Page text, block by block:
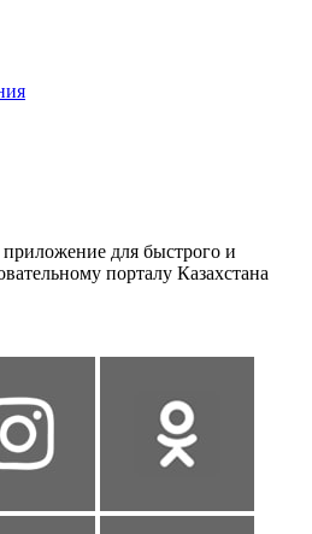
для быстрого и
порталу Казахстана